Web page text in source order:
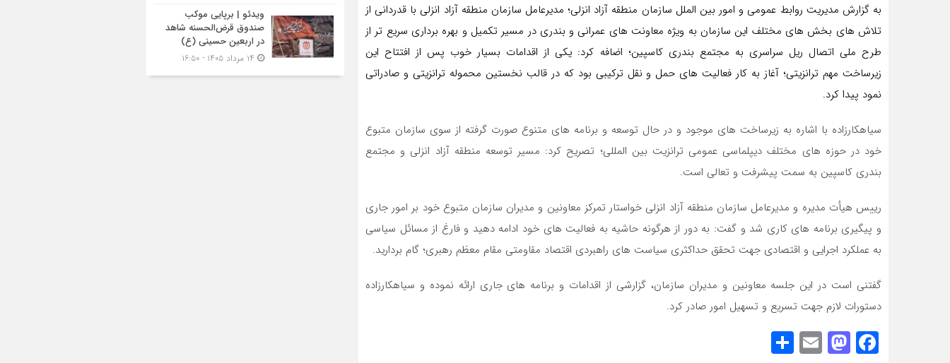
به گزارش مدیریت روابط عمومی و امور بین الملل سازمان منطقه آزاد انزلی؛ مدیرعامل سازمان منطقه آزاد انزلی با قدردانی از
تلاش های بخش های مختلف این سازمان به ویژه معاونت های عمرانی و بندری در مسیر تکمیل و بهره برداری سریع تر از
طرح ملی اتصال ریل سراسری به مجتمع بندری کاسپین؛ اضافه کرد: یکی از اقدامات بسیار خوب پس از افتتاح این
زیرساخت مهم ترانزیتی؛ آغاز به کار فعالیت های حمل و نقل ترکیبی بود که در قالب نخستین محموله ترانزیتی و صادراتی
نمود پیدا کرد.
سیاهکارزاده با اشاره به زیرساخت های موجود و در حال توسعه و برنامه های متنوع صورت گرفته از سوی سازمان متبوع
خود در حوزه های مختلف دیپلماسی عمومی ترانزیت بین المللی؛ تصریح کرد: مسیر توسعه منطقه آزاد انزلی و مجتمع
بندری کاسپین به سمت پیشرفت و تعالی است.
رییس هیأت مدیره و مدیرعامل سازمان منطقه آزاد انزلی خواستار تمرکز معاونین و مدیران سازمان متبوع خود بر امور جاری
و پیگیری برنامه های کاری شد و گفت: به دور از هرگونه حاشیه به فعالیت های خود ادامه دهید و فارغ از مسائل سیاسی
به عملکرد اجرایی و اقتصادی جهت تحقق حداکثری سیاست های راهبردی اقتصاد مقاومتی مقام معظم رهبری؛ گام بردارید.
گفتنی است در این جلسه معاونین و مدیران سازمان، گزارشی از اقدامات و برنامه های جاری ارائه نموده و سیاهکارزاده
دستورات لازم جهت تسریع و تسهیل امور صادر کرد.
Facebook
Mastodon
Email
ویدئو | برپایی موکب
صندوق قرض‌الحسنه شاهد
در اربعین حسینی (ع)